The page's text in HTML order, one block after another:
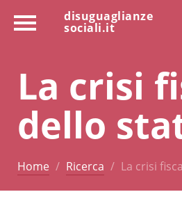
disuguaglianze
sociali.it
La crisi
dello
Home Ricerca La crisi